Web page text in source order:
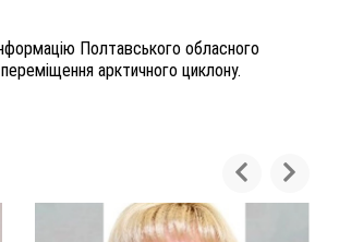
Полтавського обласного
арктичного циклону.